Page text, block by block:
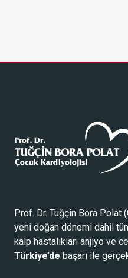
Prof. Dr. Tuğçin Bora Polat (
yeni doğan dönemi dahil
kalp hastalıkları anjiyo ve
Türkiye’de başarı ile